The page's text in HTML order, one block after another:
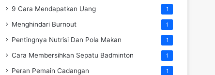
9 Cara Mendapatkan Uang 1
Menghindari Burnout 1
Pentingnya Nutrisi Dan Pola Makan 1
Cara Membersihkan Sepatu Badminton 1
Peran Pemain Cadangan 1